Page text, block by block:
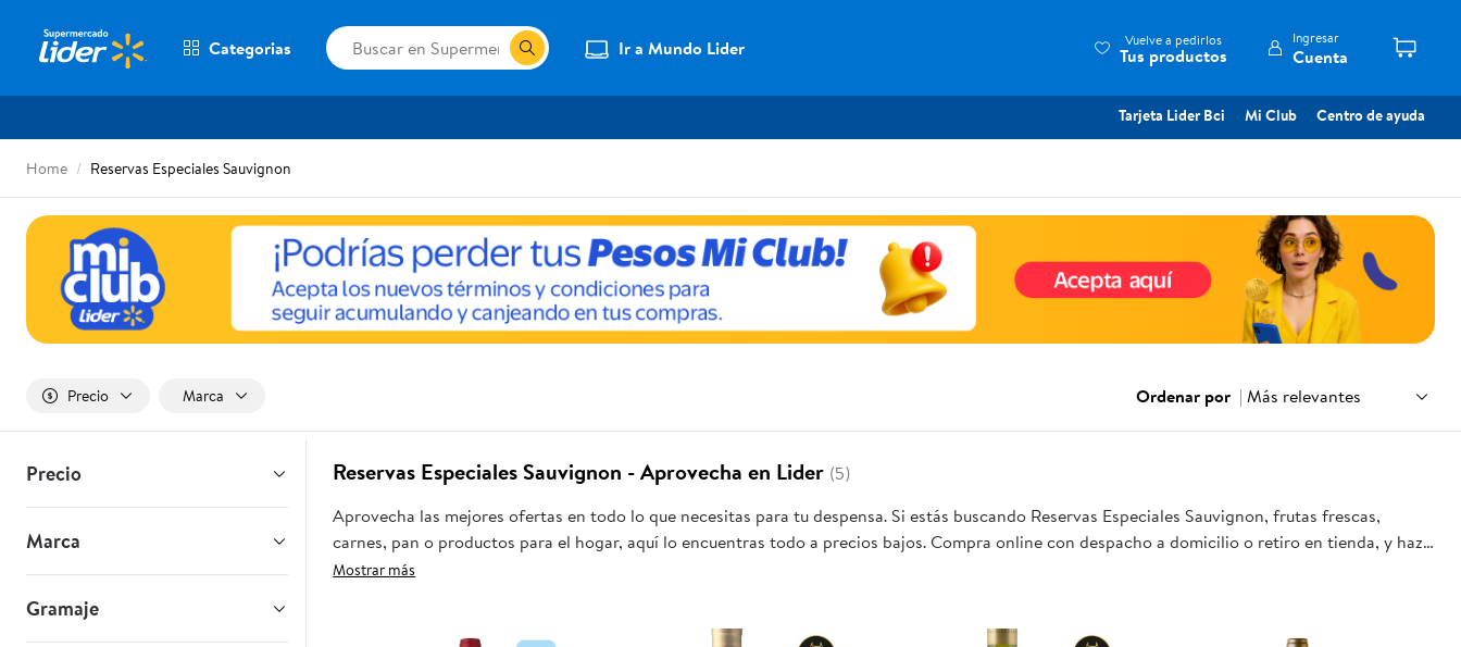
Categorias Ir a Mundo Lider Vuelve a pedirlos
Tus productos
Ingresar
Cuenta
Tarjeta Lider Bci Mi Club Centro de ayuda
Home Reservas Especiales Sauvignon
Precio Marca Ordenar por | Más relevantes
Precio
Marca
Gramaje
Reservas Especiales Sauvignon - Aprovecha en Lider (5)
Aprovecha las mejores ofertas en todo lo que necesitas para tu despensa. Si estás buscando Reservas Especiales Sauvignon, frutas frescas,
carnes, pan o productos para el hogar, aquí lo encuentras todo a precios bajos. Compra online con despacho a domicilio o retiro en tienda, y haz
que esta oportunidad sea realmente conveniente para ti y tu familia.
Mostrar más